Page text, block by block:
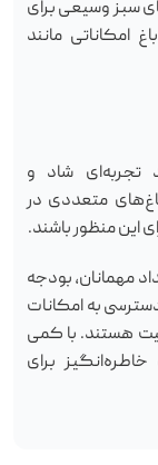
سبز وسیعی برای
امکاناتی مانند
تجربه‌ای شاد و
متعددی در
این منظور باشند.
مهمانان، بودجه
به امکانات
هستند. با کمی
برای